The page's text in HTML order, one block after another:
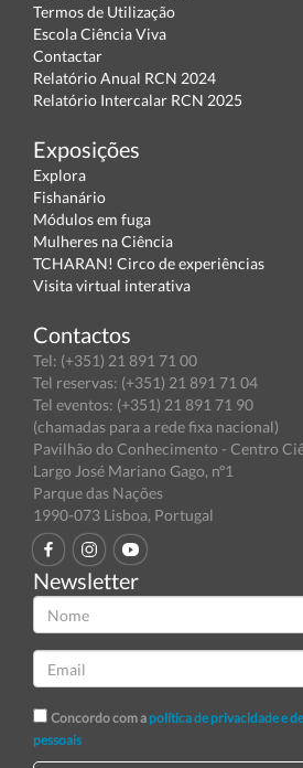
Termos de Utilização
Escola Ciência Viva
Contactar
Relatório Anual RCN 2024
Relatório Intercalar RCN 2025
Exposições
Explora
Fishanário
Módulos em fuga
Mulheres na Ciência
TCHARAN! Circo de experiências
Visita virtual interativa
Contactos
Tel: (+351) 21 891 71 00
Tel reservas: (+351) 21 891 71 04
Tel eventos: (+351) 21 891 71 90
(chamadas para a rede fixa nacional)
Pavilhão do Conhecimento - Centro
Largo José Mariano Gago, nº1
Parque das Nações
1990-073 Lisboa, Portugal
Newsletter
Concordo com a política de privacidade e
pessoais